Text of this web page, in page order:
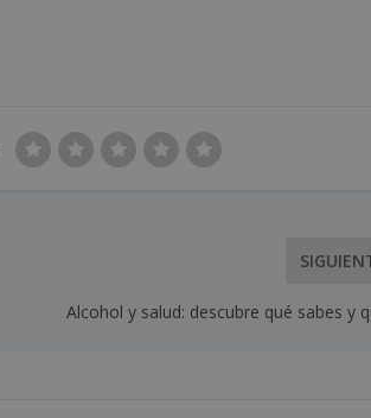
Alcohol y salud: descubre qué sabes y